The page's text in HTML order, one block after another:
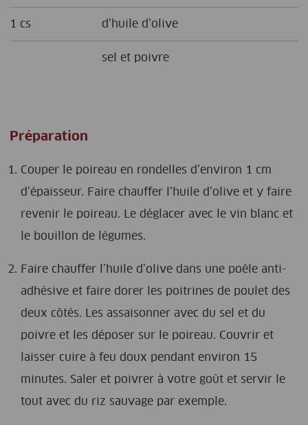
1 cs d’huile d’olive
sel et poivre
Préparation
Couper le poireau en rondelles d’environ 1 cm
d’épaisseur. Faire chauffer l’huile d’olive et y faire
revenir le poireau. Le déglacer avec le vin blanc et
le bouillon de légumes.
Faire chauffer l’huile d’olive dans une poêle anti-
adhésive et faire dorer les poitrines de poulet des
deux côtés. Les assaisonner avec du sel et du
poivre et les déposer sur le poireau. Couvrir et
laisser cuire à feu doux pendant environ 15
minutes. Saler et poivrer à votre goût et servir le
tout avec du riz sauvage par exemple.